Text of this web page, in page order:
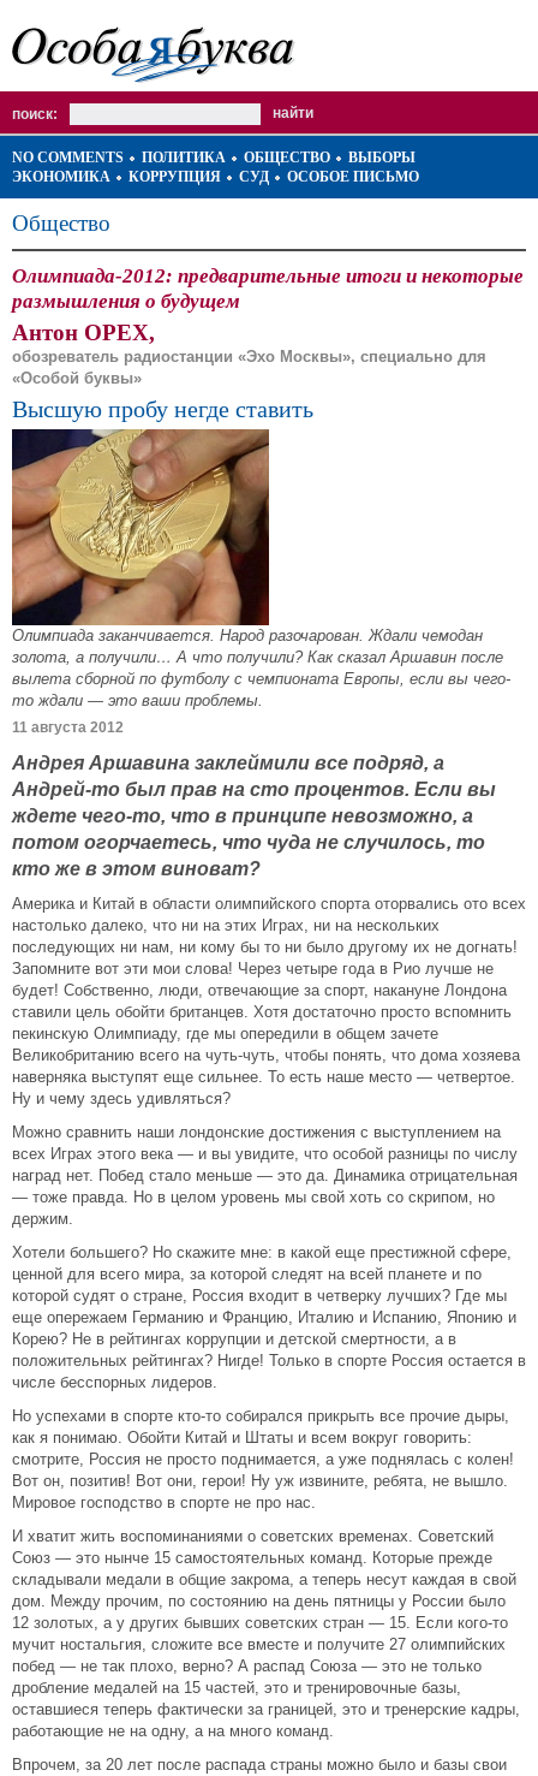
поиск:
NO COMMENTS ПОЛИТИКА ОБЩЕСТВО
ВЫБОРЫ
ЭКОНОМИКА
КОРРУПЦИЯ СУД ОСОБОЕ ПИСЬМО
Общество
Олимпиада-2012: предварительные итоги и некоторые
размышления о будущем
Антон ОРЕХ,
обозреватель радиостанции «Эхо Москвы», специально для
«Особой буквы»
Высшую пробу негде ставить
Олимпиада заканчивается. Народ разочарован. Ждали чемодан
золота, а получили… А что получили? Как сказал Аршавин после
вылета сборной по футболу с чемпионата Европы, если вы чего-
то ждали — это ваши проблемы.
11 августа 2012
Андрея Аршавина заклеймили все подряд, а
Андрей-то был прав на сто процентов. Если вы
ждете чего-то, что в принципе невозможно, а
потом огорчаетесь, что чуда не случилось, то
кто же в этом виноват?
Америка и Китай в области олимпийского спорта оторвались ото всех
настолько далеко, что ни на этих Играх, ни на нескольких
последующих ни нам, ни кому бы то ни было другому их не догнать!
Запомните вот эти мои слова! Через четыре года в Рио лучше не
будет! Собственно, люди, отвечающие за спорт, накануне Лондона
ставили цель обойти британцев. Хотя достаточно просто вспомнить
пекинскую Олимпиаду, где мы опередили в общем зачете
Великобританию всего на чуть-чуть, чтобы понять, что дома хозяева
наверняка выступят еще сильнее. То есть наше место — четвертое.
Ну и чему здесь удивляться?
Можно сравнить наши лондонские достижения с выступлением на
всех Играх этого века — и вы увидите, что особой разницы по числу
наград нет. Побед стало меньше — это да. Динамика отрицательная
— тоже правда. Но в целом уровень мы свой хоть со скрипом, но
держим.
Хотели большего? Но скажите мне: в какой еще престижной сфере,
ценной для всего мира, за которой следят на всей планете и по
которой судят о стране, Россия входит в четверку лучших? Где мы
еще опережаем Германию и Францию, Италию и Испанию, Японию и
Корею? Не в рейтингах коррупции и детской смертности, а в
положительных рейтингах? Нигде! Только в спорте Россия остается в
числе бесспорных лидеров.
Но успехами в спорте кто-то собирался прикрыть все прочие дыры,
как я понимаю. Обойти Китай и Штаты и всем вокруг говорить:
смотрите, Россия не просто поднимается, а уже поднялась с колен!
Вот он, позитив! Вот они, герои! Ну уж извините, ребята, не вышло.
Мировое господство в спорте не про нас.
И хватит жить воспоминаниями о советских временах. Советский
Союз — это нынче 15 самостоятельных команд. Которые прежде
складывали медали в общие закрома, а теперь несут каждая в свой
дом. Между прочим, по состоянию на день пятницы у России было
12 золотых, а у других бывших советских стран — 15. Если кого-то
мучит ностальгия, сложите все вместе и получите 27 олимпийских
побед — не так плохо, верно? А распад Союза — это не только
дробление медалей на 15 частей, это и тренировочные базы,
оставшиеся теперь фактически за границей, это и тренерские кадры,
работающие не на одну, а на много команд.
Впрочем, за 20 лет после распада страны можно было и базы свои